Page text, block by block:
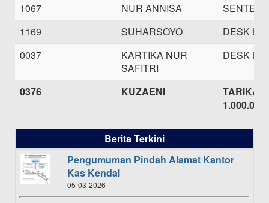
1067
NUR ANNISA
SENTER
1169
SUHARSOYO
DESK
0037
KARTIKA NUR
SAFITRI
DESK
0376 KUZAENI
TARIKAN
Berita Terkini
Pengumuman Pindah Alamat Kantor
Kas Kendal
05-03-2026